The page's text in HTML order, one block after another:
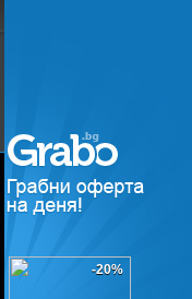
-20%